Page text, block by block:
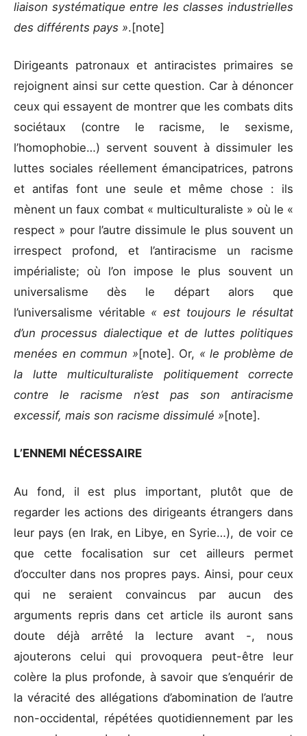
liaison systématique entre les classes industrielles
des différents pays ».[note]
Dirigeants patronaux et antiracistes primaires se
rejoignent ainsi sur cette question. Car à dénoncer
ceux qui essayent de montrer que les combats dits
sociétaux (contre le racisme, le sexisme,
l’homophobie…) servent souvent à dissimuler les
luttes sociales réellement émancipatrices, patrons
et antifas font une seule et même chose : ils
mènent un faux combat « multiculturaliste » où le «
respect » pour l’autre dissimule le plus souvent un
irrespect profond, et l’antiracisme un racisme
impérialiste; où l’on impose le plus souvent un
universalisme dès le départ alors que
l’universalisme véritable « est toujours le résultat
d’un processus dialectique et de luttes politiques
menées en commun »[note]. Or, « le problème de
la lutte multiculturaliste politiquement correcte
contre le racisme n’est pas son antiracisme
excessif, mais son racisme dissimulé »[note].
L’ENNEMI NÉCESSAIRE
Au fond, il est plus important, plutôt que de
regarder les actions des dirigeants étrangers dans
leur pays (en Irak, en Libye, en Syrie…), de voir ce
que cette focalisation sur cet ailleurs permet
d’occulter dans nos propres pays. Ainsi, pour ceux
qui ne seraient convaincus par aucun des
arguments repris dans cet article ils auront sans
doute déjà arrêté la lecture avant -, nous
ajouterons celui qui provoquera peut-être leur
colère la plus profonde, à savoir que s’enquérir de
la véracité des allégations d’abomination de l’autre
non-occidental, répétées quotidiennement par les